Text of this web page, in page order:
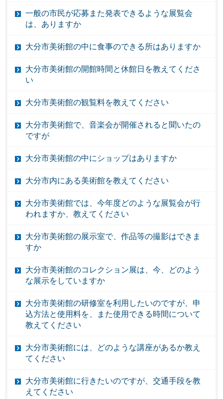
一般の市民が応募また発表できるような展覧会
は、ありますか
大分市美術館の中に食事のできる所はありますか
大分市美術館の開館時間と休館日を教えてくださ
い
大分市美術館の観覧料を教えてください
大分市美術館で、音楽会が開催されると聞いたの
ですが
大分市美術館の中にショップはありますか
大分市内にある美術館を教えてください
大分市美術館では、今年度どのような展覧会が行
われますか、教えてください
大分市美術館の展示室で、作品等の撮影はできま
すか
大分市美術館のコレクション展は、今、どのよう
な展示をしていますか
大分市美術館の研修室を利用したいのですが、申
込方法と使用料を、また使用できる時間について
教えてください
大分市美術館には、どのような講座があるか教え
てください
大分市美術館に行きたいのですが、交通手段を教
えてください